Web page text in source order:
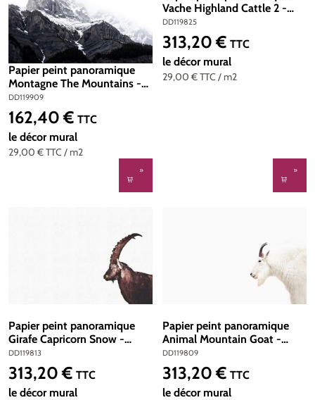
Papier peint panoramique
Montagne The Mountains -
Référence DD119909 -
Intissé 200g/m2 - Standard
200 x 280
DD119909
29,00 €TTC / m2
Prix régulier :
162,40 € TTC
le décor mural
Vache Highland Cattle 2 -
Référence DD119825 - Intissé
200g/m2 - Standard 400 x
270
DD119825
29,00 €TTC / m2
Prix régulier :
313,20 € TTC
le décor mural
Papier peint panoramique
Girafe Capricorn Snow -
Référence DD119813 - Intissé
200g/m2 - Standard 400 x
270
DD119813
Prix régulier :
313,20 € TTC
le décor mural
Papier peint panoramique
Animal Mountain Goat -
Référence DD119809 -
Intissé 200g/m2 - Standard
400 x 270
DD119809
Prix régulier :
313,20 € TTC
le décor mural